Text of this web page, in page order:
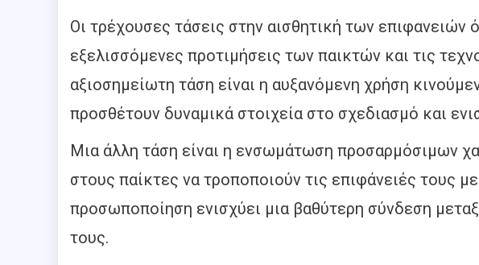
Οι τρέχουσες τάσεις στην αισθητική των επιφανειών
εξελισσόμενες προτιμήσεις των παικτών και τις
αξιοσημείωτη τάση είναι η αυξανόμενη χρήση
προσθέτουν δυναμικά στοιχεία στο σχεδιασμό και
Μια άλλη τάση είναι η ενσωμάτωση προσαρμόσιμων
στους παίκτες να τροποποιούν τις επιφάνειές τους
προσωποποίηση ενισχύει μια βαθύτερη σύνδεση
τους.